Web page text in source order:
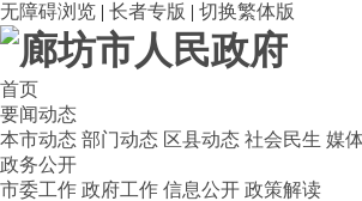
无障碍浏览 | 长者专版 | 切换繁体版
首页
要闻动态
本市动态 部门动态 区县动态 社会民生 媒
政务公开
市委工作 政府工作 信息公开 政策解读